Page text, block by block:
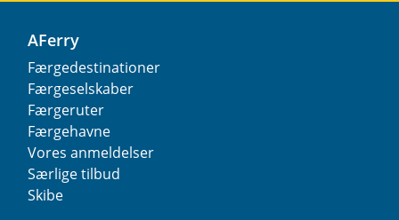
AFerry
Færgedestinationer
Færgeselskaber
Færgeruter
Færgehavne
Vores anmeldelser
Særlige tilbud
Skibe